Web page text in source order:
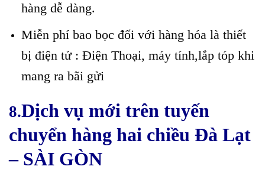
hàng dễ dàng.
Miễn phí bao bọc đối với hàng hóa là thiết
bị điện tử : Điện Thoại, máy tính,lắp tóp khi
mang ra bãi gửi
8.Dịch vụ mới trên tuyến
chuyển hàng hai chiều Đà Lạt
– SÀI GÒN